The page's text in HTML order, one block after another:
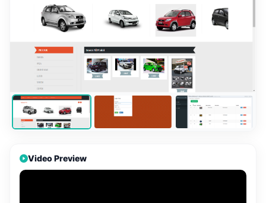
Video Preview